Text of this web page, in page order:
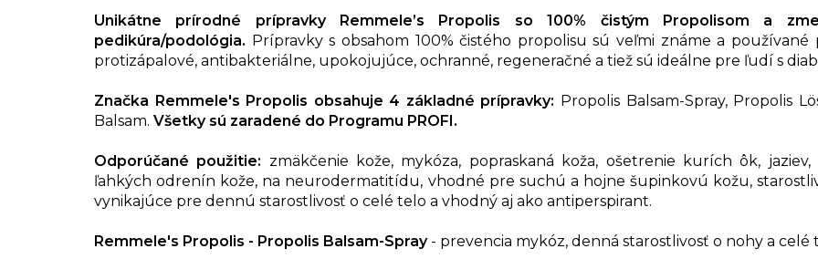
Unikátne prírodné prípravky Remmele’s Propolis so 100% čistým Propolisom a
pedikúra/podológia. Prípravky s obsahom 100% čistého propolisu sú veľmi známe a
protizápalové, antibakteriálne, upokojujúce, ochranné, regeneračné a tiež sú ideálne pre ľudí s
Značka Remmele's Propolis obsahuje 4 základné prípravky: Propolis Balsam-Spray, Propolis
Balsam. Všetky sú zaradené do Programu PROFI.
Odporúčané použitie: zmäkčenie kože, mykóza, popraskaná koža, ošetrenie kurích ôk,
ľahkých odrenín kože, na neurodermatitídu, vhodné pre suchú a hojne šupinkovú kožu,
vynikajúce pre dennú starostlivosť o celé telo a vhodný aj ako antiperspirant.
Remmele's Propolis - Propolis Balsam-Spray- prevencia mykóz, denná starostlivosť o nohy a celé